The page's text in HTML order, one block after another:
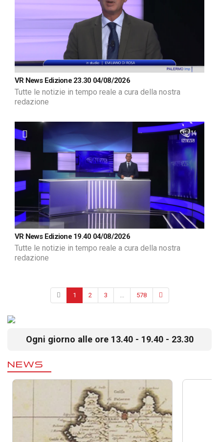
VR News Edizione 23.30 04/08/2026
Tutte le notizie in tempo reale a cura della nostra
redazione
VR News Edizione 19.40 04/08/2026
Tutte le notizie in tempo reale a cura della nostra
redazione
1 2 3 578
Ogni giorno alle ore 13.40 - 19.40 - 23.30
NEWS